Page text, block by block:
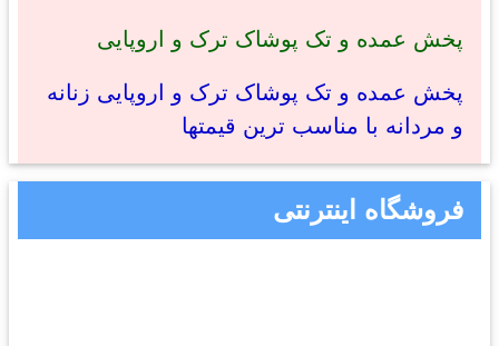
پخش عمده و تک پوشاک ترک و اروپایی
پخش عمده و تک پوشاک ترک و اروپایی زنانه
و مردانه با مناسب ترین قیمتها
فروشگاه اینترنتی